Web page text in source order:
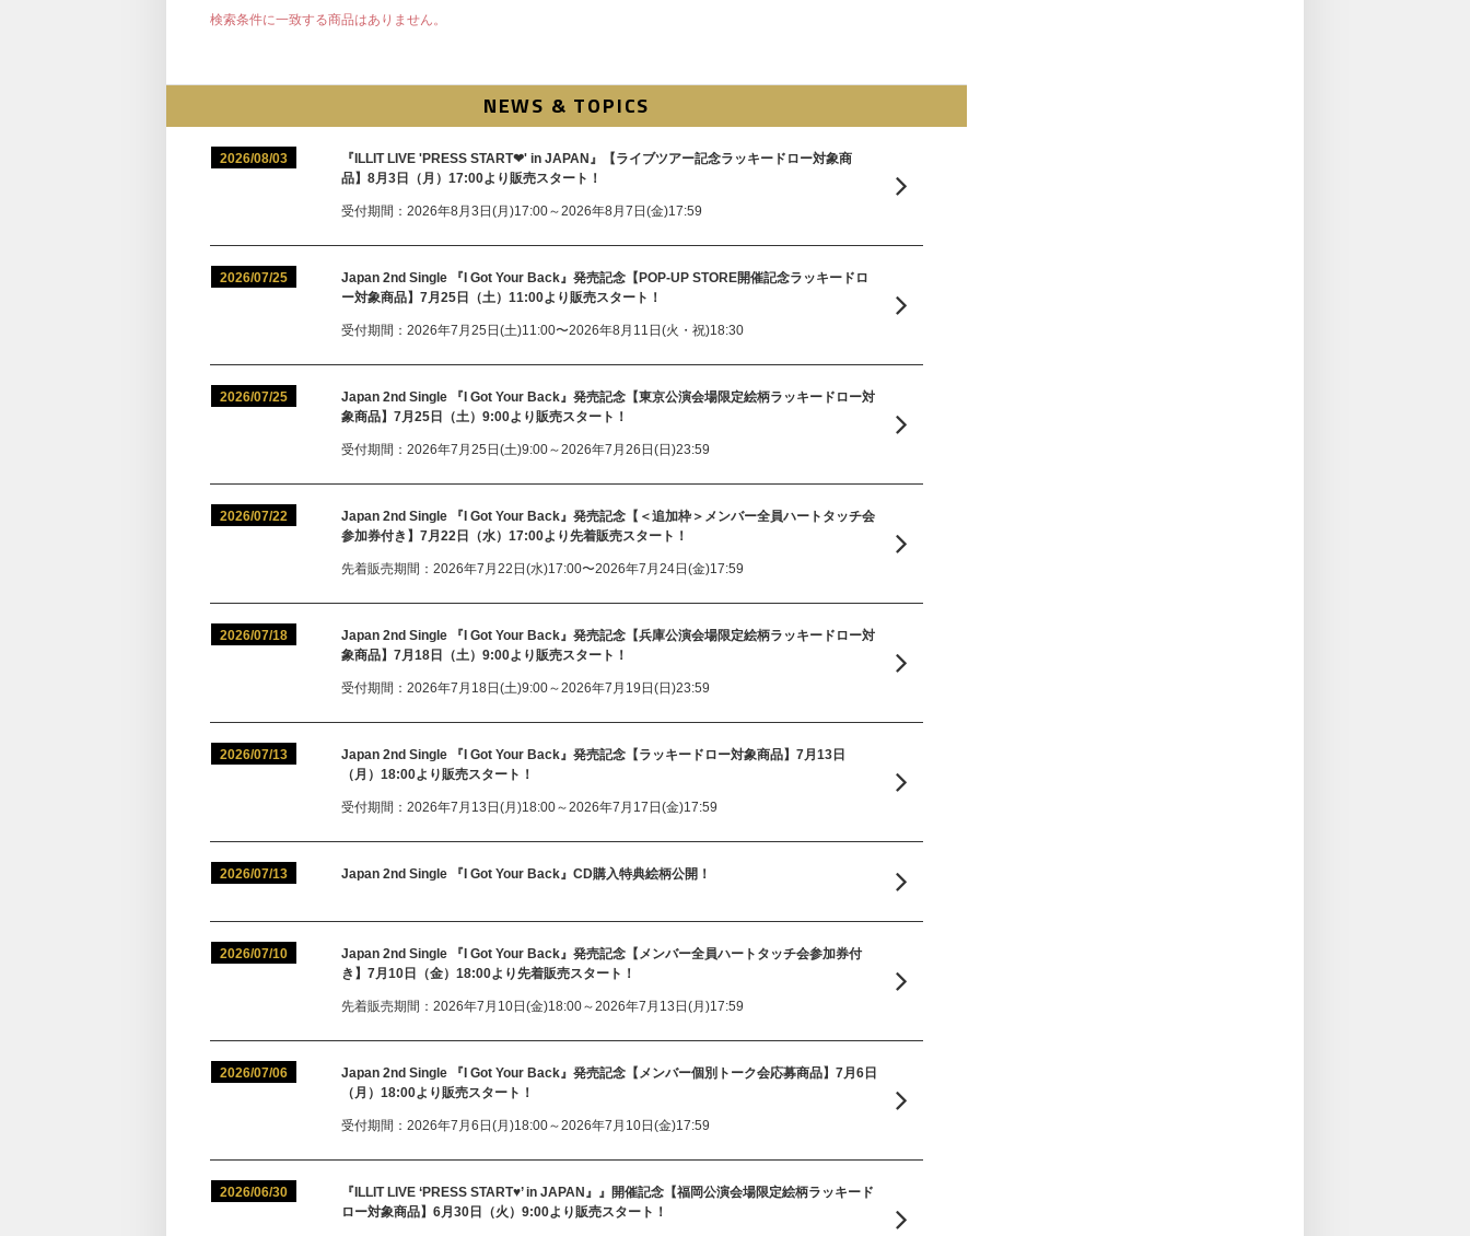
検索条件に一致する商品はありません。
NEWS & TOPICS
2026/08/03
『ILLIT LIVE 'PRESS START︎❤' in JAPAN』【ライブツアー記念ラッキードロー対象商
品】8月3日（月）17:00より販売スタート！
受付期間：2026年8月3日(月)17:00～2026年8月7日(金)17:59
2026/07/25
Japan 2nd Single 『I Got Your Back』発売記念【POP-UP STORE開催記念ラッキードロ
ー対象商品】7月25日（土）11:00より販売スタート！
受付期間：2026年7月25日(土)11:00〜2026年8月11日(火・祝)18:30
2026/07/25
Japan 2nd Single 『I Got Your Back』発売記念【東京公演会場限定絵柄ラッキードロー対
象商品】7月25日（土）9:00より販売スタート！
受付期間：2026年7月25日(土)9:00～2026年7月26日(日)23:59
2026/07/22
Japan 2nd Single 『I Got Your Back』発売記念【＜追加枠＞メンバー全員ハートタッチ会
参加券付き】7月22日（水）17:00より先着販売スタート！
先着販売期間：2026年7月22日(水)17:00〜2026年7月24日(金)17:59
2026/07/18
Japan 2nd Single 『I Got Your Back』発売記念【兵庫公演会場限定絵柄ラッキードロー対
象商品】7月18日（土）9:00より販売スタート！
受付期間：2026年7月18日(土)9:00～2026年7月19日(日)23:59
2026/07/13
Japan 2nd Single 『I Got Your Back』発売記念【ラッキードロー対象商品】7月13日
（月）18:00より販売スタート！
受付期間：2026年7月13日(月)18:00～2026年7月17日(金)17:59
2026/07/13 Japan 2nd Single 『I Got Your Back』CD購入特典絵柄公開！
2026/07/10
Japan 2nd Single 『I Got Your Back』発売記念【メンバー全員ハートタッチ会参加券付
き】7月10日（金）18:00より先着販売スタート！
先着販売期間：2026年7月10日(金)18:00～2026年7月13日(月)17:59
2026/07/06
Japan 2nd Single 『I Got Your Back』発売記念【メンバー個別トーク会応募商品】7月6日
（月）18:00より販売スタート！
受付期間：2026年7月6日(月)18:00～2026年7月10日(金)17:59
2026/06/30
『ILLIT LIVE ‘PRESS START♥’ in JAPAN』』開催記念【福岡公演会場限定絵柄ラッキード
ロー対象商品】6月30日（火）9:00より販売スタート！